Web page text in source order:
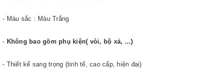
- Màu sắc : Màu Trắng
- Không bao gồm phụ kiện( vòi, bộ xả, ...)
- Thiết kế sang trọng (tinh tế, cao cấp, hiện đại)